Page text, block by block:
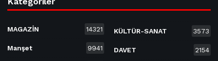
MAGAZİN 14321
Manşet 9941
KÜLTÜR-SANAT 3573
DAVET 2154